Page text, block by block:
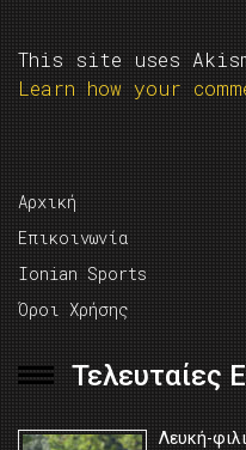
This site uses
Learn how your
Αρχική
Επικοινωνία
Ionian Sports
Όροι Χρήσης
Τελευταίες
Λευκή-